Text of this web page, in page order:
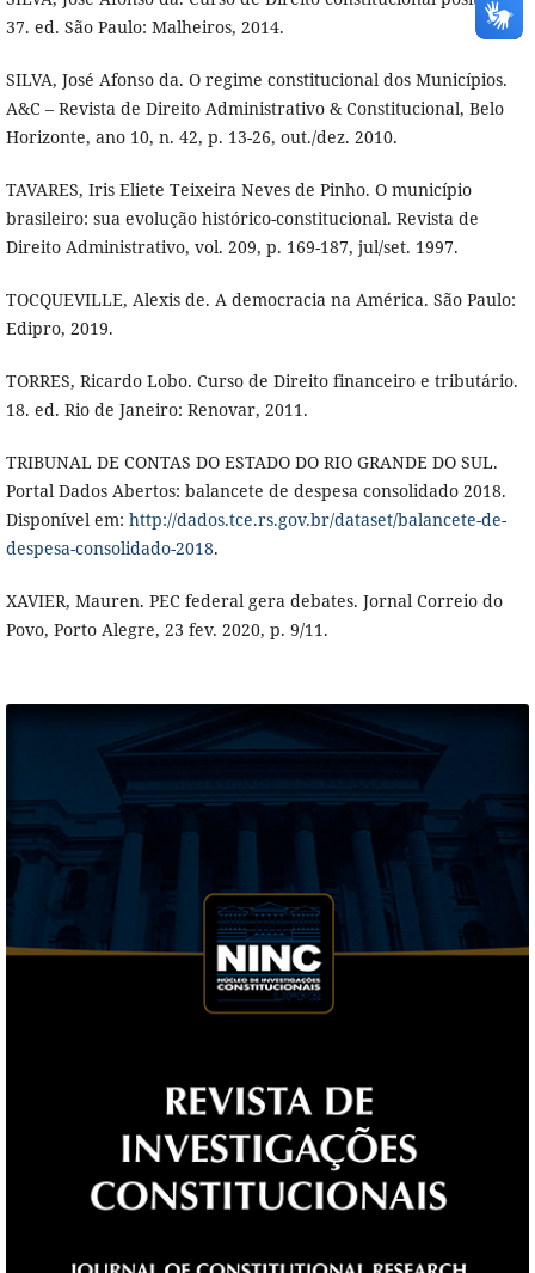
37. ed. São Paulo: Malheiros, 2014.
SILVA, José Afonso da. O regime constitucional dos Municípios.
A&C – Revista de Direito Administrativo & Constitucional, Belo
Horizonte, ano 10, n. 42, p. 13-26, out./dez. 2010.
TAVARES, Iris Eliete Teixeira Neves de Pinho. O município
brasileiro: sua evolução histórico-constitucional. Revista de
Direito Administrativo, vol. 209, p. 169-187, jul/set. 1997.
TOCQUEVILLE, Alexis de. A democracia na América. São Paulo:
Edipro, 2019.
TORRES, Ricardo Lobo. Curso de Direito financeiro e tributário.
18. ed. Rio de Janeiro: Renovar, 2011.
TRIBUNAL DE CONTAS DO ESTADO DO RIO GRANDE DO SUL.
Portal Dados Abertos: balancete de despesa consolidado 2018.
Disponível em: http://dados.tce.rs.gov.br/dataset/balancete-de-
despesa-consolidado-2018.
XAVIER, Mauren. PEC federal gera debates. Jornal Correio do
Povo, Porto Alegre, 23 fev. 2020, p. 9/11.